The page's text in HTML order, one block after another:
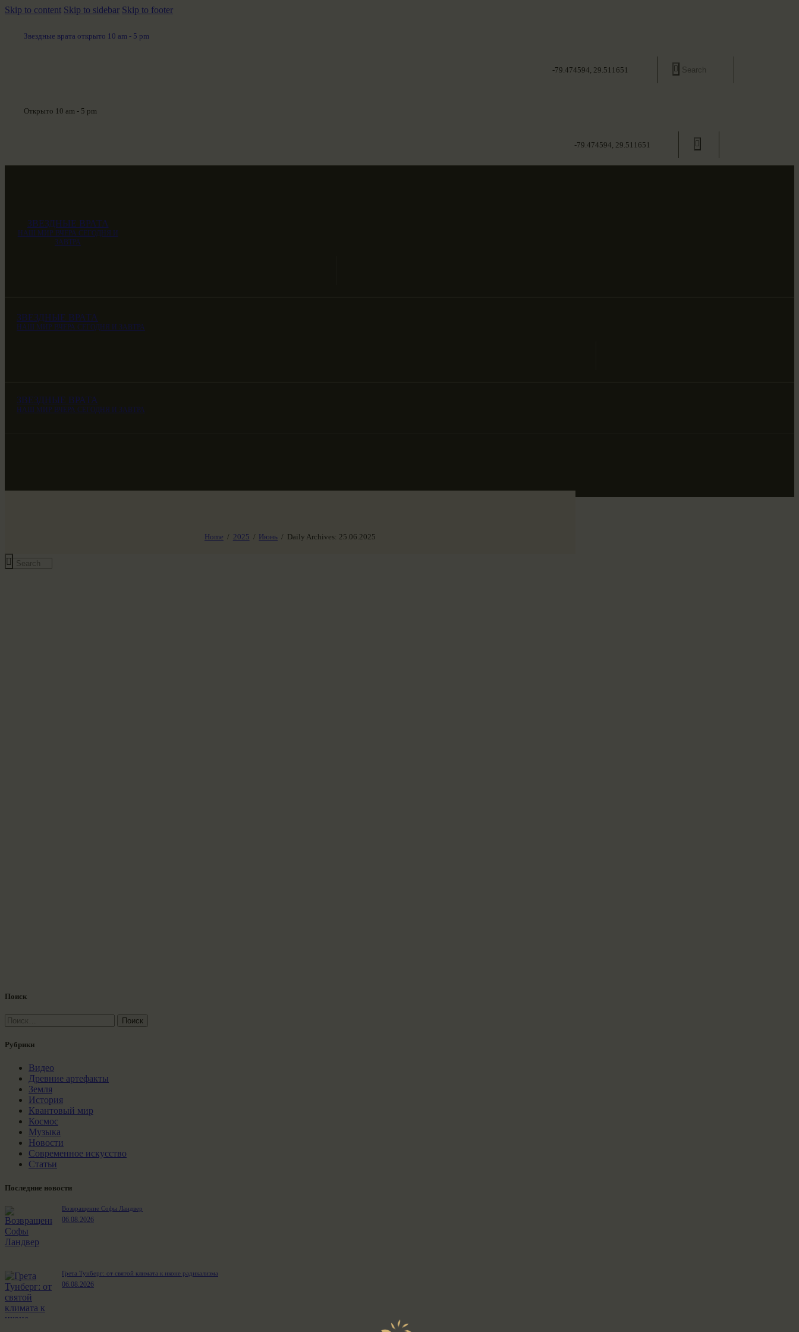
Skip to content Skip to sidebar Skip to footer
Звездные врата открыто 10 am - 5 pm
-79.474594, 29.511651
Открыто 10 am - 5 pm
-79.474594, 29.511651
ЗВЕЗДНЫЕ ВРАТА
НАШ МИР ВЧЕРА СЕГОДНЯ И
ЗАВТРА
ЗВЕЗДНЫЕ ВРАТА
НАШ МИР ВЧЕРА СЕГОДНЯ И ЗАВТРА
ЗВЕЗДНЫЕ ВРАТА
НАШ МИР ВЧЕРА СЕГОДНЯ И ЗАВТРА
Home 2025 Июнь Daily Archives: 25.06.2025
Поиск
Найти:
Рубрики
Видео
Древние артефакты
Земля
История
Квантовый мир
Космос
Музыка
Новости
Современное искусство
Статьи
Последние новости
Возвращение Софы Ландвер
06.08.2026
Грета Тунберг: от святой климата к иконе радикализма
06.08.2026